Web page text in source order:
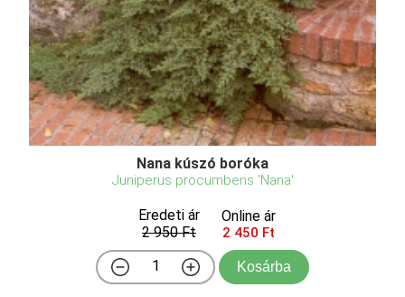
Nana kúszó boróka
Juniperus procumbens 'Nana'
Eredeti ár
2 950 Ft
Online ár
2 450 Ft
Kosárba